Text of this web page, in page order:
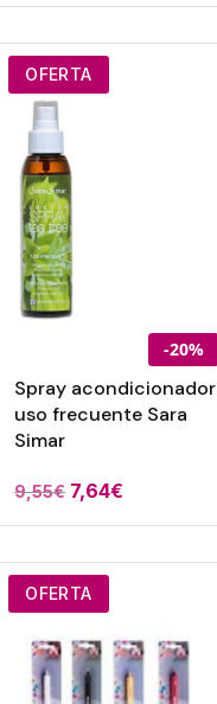
OFERTA
-20%
Spray acondicionador
uso frecuente Sara
Simar
9,55€ 7,64€
OFERTA